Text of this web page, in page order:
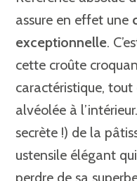
assure en effet une
exceptionnelle.
cette croûte
caractéristique,
alvéolée à
secrète !) de la
ustensile élégant
perdre de sa